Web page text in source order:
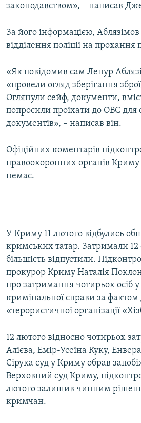
ІНФОГРАФІКА
ДОЛУЧАЙСЯ!
законодавством», – написав
За його інформацією,
відділення поліції на прохання
«Як повідомив сам Ленур
«провели огляд зберігання
Оглянули сейф, документи,
попросили проїхати до ОВС
документів», – написав він.
Офіційних коментарів
правоохоронних органів
немає.
У Криму 11 лютого відбулись
кримських татар. Затримали 12
більшість відпустили.
прокурор Криму Наталія
про затримання чотирьох осіб
кримінальної справи за фактом
«терористичної організації
12 лютого відносно чотирьох
Алієва, Емір-Усеїна Куку,
Сірука суд у Криму обрав
Верховний суд Криму,
лютого залишив чинним
кримчан.